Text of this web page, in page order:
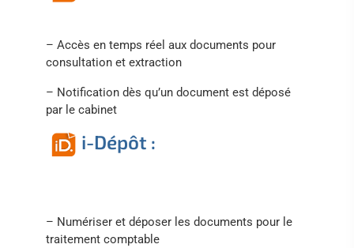
– Accès en temps réel aux documents pour
consultation et extraction
– Notification dès qu’un document est déposé
par le cabinet
i-Dépôt :
– Numériser et déposer les documents pour le
traitement comptable